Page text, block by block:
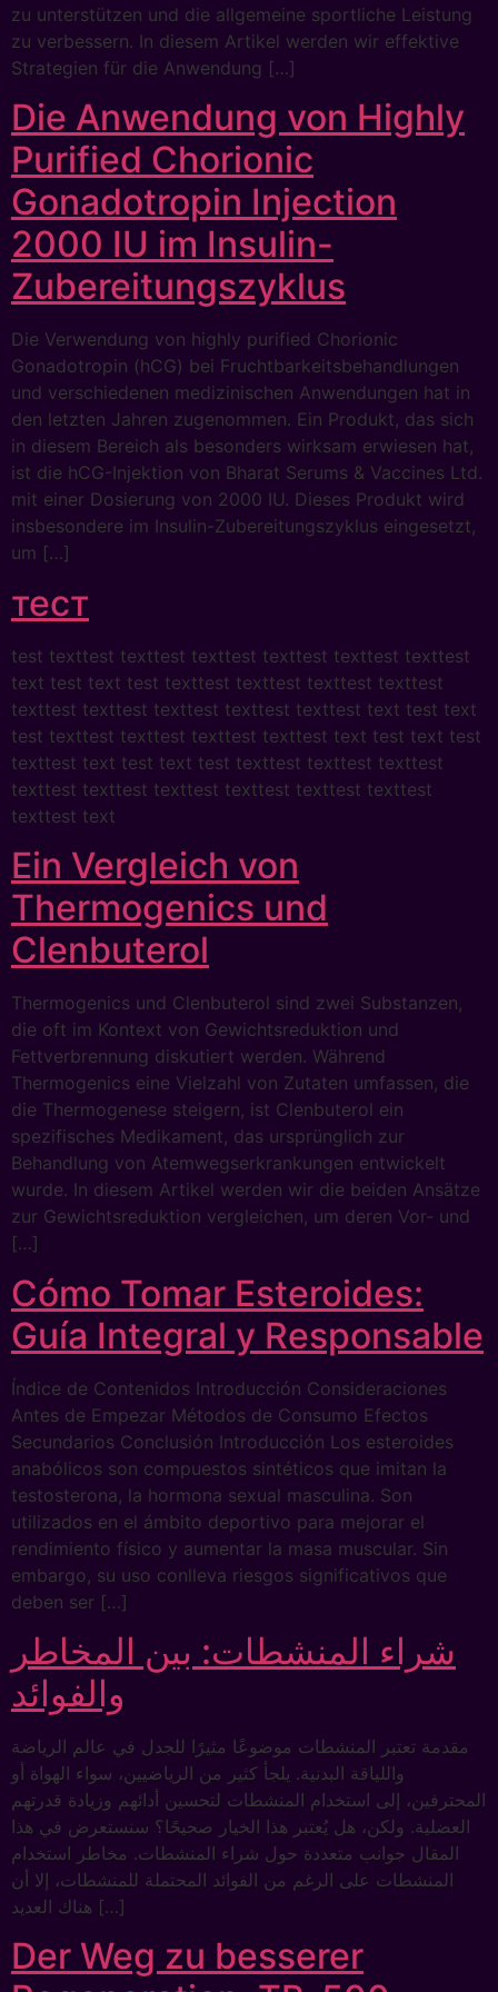
zu unterstützen und die allgemeine sportliche Leistung
zu verbessern. In diesem Artikel werden wir effektive
Strategien für die Anwendung […]
Die Anwendung von Highly
Purified Chorionic
Gonadotropin Injection
2000 IU im Insulin-
Zubereitungszyklus
Die Verwendung von highly purified Chorionic
Gonadotropin (hCG) bei Fruchtbarkeitsbehandlungen
und verschiedenen medizinischen Anwendungen hat in
den letzten Jahren zugenommen. Ein Produkt, das sich
in diesem Bereich als besonders wirksam erwiesen hat,
ist die hCG-Injektion von Bharat Serums & Vaccines Ltd.
mit einer Dosierung von 2000 IU. Dieses Produkt wird
insbesondere im Insulin-Zubereitungszyklus eingesetzt,
um […]
тест
test texttest texttest texttest texttest texttest texttest
text test text test texttest texttest texttest texttest
texttest texttest texttest texttest texttest text test text
test texttest texttest texttest texttest text test text test
texttest text test text test texttest texttest texttest
texttest texttest texttest texttest texttest texttest
texttest text
Ein Vergleich von
Thermogenics und
Clenbuterol
Thermogenics und Clenbuterol sind zwei Substanzen,
die oft im Kontext von Gewichtsreduktion und
Fettverbrennung diskutiert werden. Während
Thermogenics eine Vielzahl von Zutaten umfassen, die
die Thermogenese steigern, ist Clenbuterol ein
spezifisches Medikament, das ursprünglich zur
Behandlung von Atemwegserkrankungen entwickelt
wurde. In diesem Artikel werden wir die beiden Ansätze
zur Gewichtsreduktion vergleichen, um deren Vor- und
[…]
Cómo Tomar Esteroides:
Guía Integral y Responsable
Índice de Contenidos Introducción Consideraciones
Antes de Empezar Métodos de Consumo Efectos
Secundarios Conclusión Introducción Los esteroides
anabólicos son compuestos sintéticos que imitan la
testosterona, la hormona sexual masculina. Son
utilizados en el ámbito deportivo para mejorar el
rendimiento físico y aumentar la masa muscular. Sin
embargo, su uso conlleva riesgos significativos que
deben ser […]
شراء المنشطات: بين المخاطر
والفوائد
مقدمة تعتبر المنشطات موضوعًا مثيرًا للجدل في عالم الرياضة
واللياقة البدنية. يلجأ كثير من الرياضيين، سواء الهواة أو
المحترفين، إلى استخدام المنشطات لتحسين أدائهم وزيادة قدرتهم
العضلية. ولكن، هل يُعتبر هذا الخيار صحيحًا؟ سنستعرض في هذا
المقال جوانب متعددة حول شراء المنشطات. مخاطر استخدام
المنشطات على الرغم من الفوائد المحتملة للمنشطات، إلا أن
هناك العديد […]
Der Weg zu besserer